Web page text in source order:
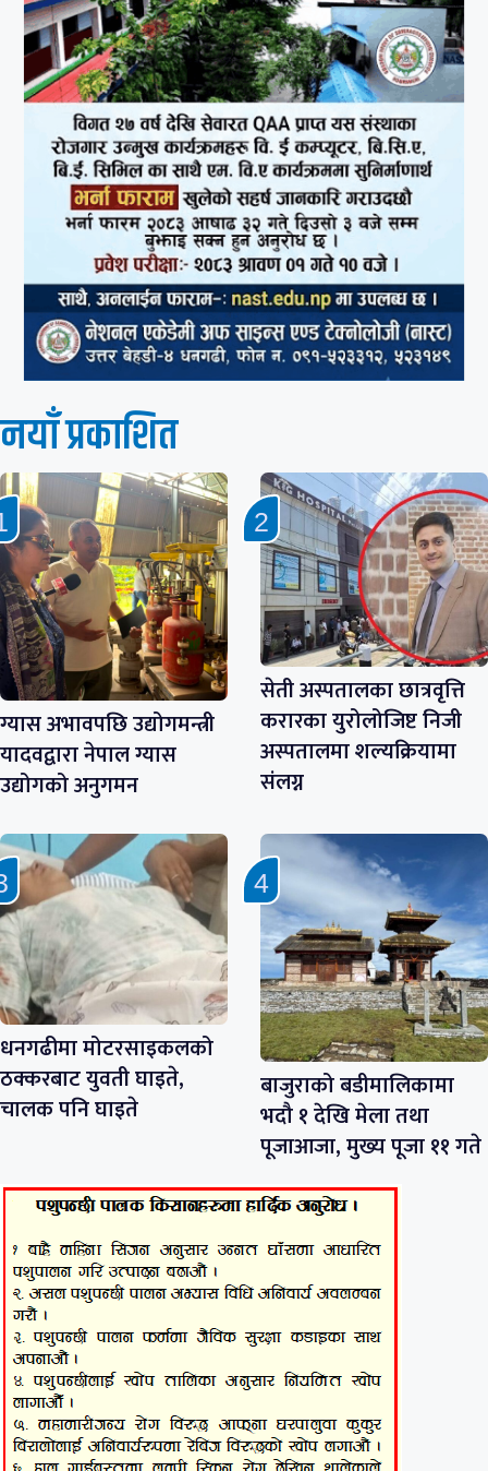
नयाँ प्रकाशित
ग्यास अभावपछि उद्योगमन्त्री
यादवद्वारा नेपाल ग्यास
उद्योगको अनुगमन
सेती अस्पतालका छात्रवृत्ति
करारका युरोलोजिष्ट निजी
अस्पतालमा शल्यक्रियामा
संलग्न
धनगढीमा मोटरसाइकलको
ठक्करबाट युवती घाइते,
चालक पनि घाइते
बाजुराको बडीमालिकामा
भदौ १ देखि मेला तथा
पूजाआजा, मुख्य पूजा ११ गते